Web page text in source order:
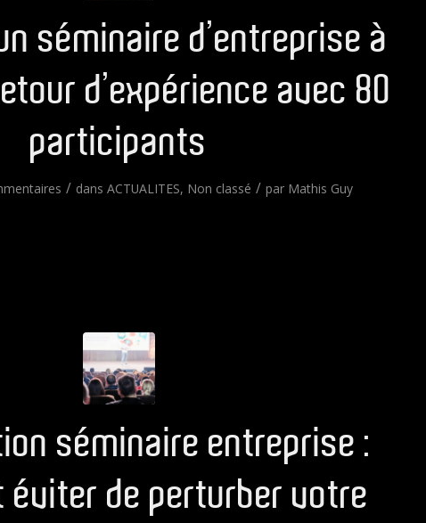
séminaire d’entreprise à
d’expérience avec 80
participants
/ dans ACTUALITES, Non classé / par Mathis Guy
séminaire entreprise :
éviter de perturber votre